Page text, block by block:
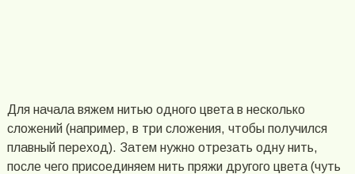
Для начала вяжем нитью одного цвета в несколько
сложений (например, в три сложения, чтобы получился
плавный переход). Затем нужно отрезать одну нить,
после чего присоединяем нить пряжи другого цвета (чуть